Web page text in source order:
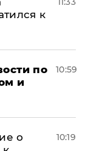
к
по
и
10:59
о
10:19